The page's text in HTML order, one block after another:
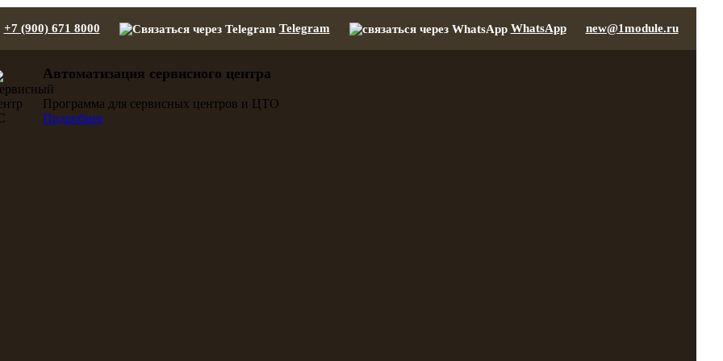
+7 (900) 671 8000 Telegram WhatsApp new@1module.ru
Автоматизация сервисного центра
Программа для сервисных центров и ЦТО
Подробнее